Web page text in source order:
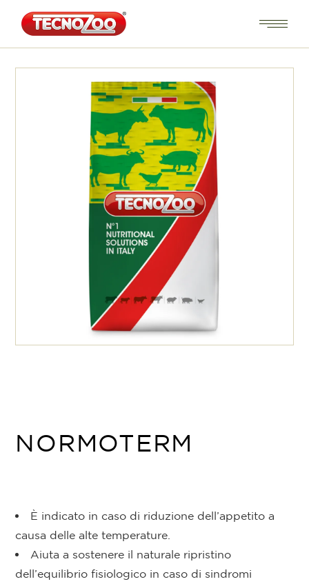
NORMOTERM
È indicato in caso di riduzione dell’appetito a
causa delle alte temperature.
Aiuta a sostenere il naturale ripristino
dell’equilibrio fisiologico in caso di sindromi